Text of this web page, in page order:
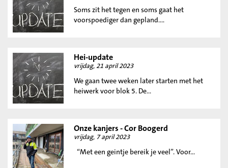
Soms zit het tegen en soms gaat het
voorspoediger dan gepland....
Hei-update
vrijdag, 21 april 2023
We gaan twee weken later starten met het
heiwerk voor blok 5. De...
Onze kanjers - Cor Boogerd
vrijdag, 7 april 2023
“Met een geintje bereik je veel”. Voor...